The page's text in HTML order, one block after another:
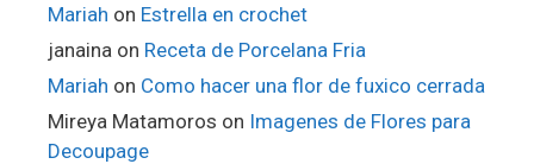
Mariah on Estrella en crochet
janaina on Receta de Porcelana Fria
Mariah on Como hacer una flor de fuxico cerrada
Mireya Matamoros on Imagenes de Flores para
Decoupage